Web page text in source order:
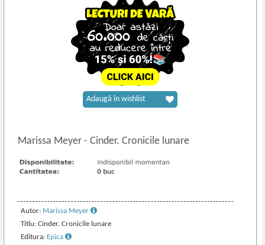
Marissa Meyer- Cinder. Cronicile lunare
Autor: Marissa Meyer
Titlu: Cinder. Cronicile lunare
Editura: Epica
Adaugă în wishlist